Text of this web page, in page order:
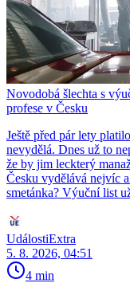
Novodobá šlechta s
profese v Česku
Ještě před pár lety
nevydělá. Dnes už to
že by jim leckterý
Česku vydělává nejvíc
smetánka? Výuční list
UdálostiExtra
5. 8. 2026, 04:51
4 min